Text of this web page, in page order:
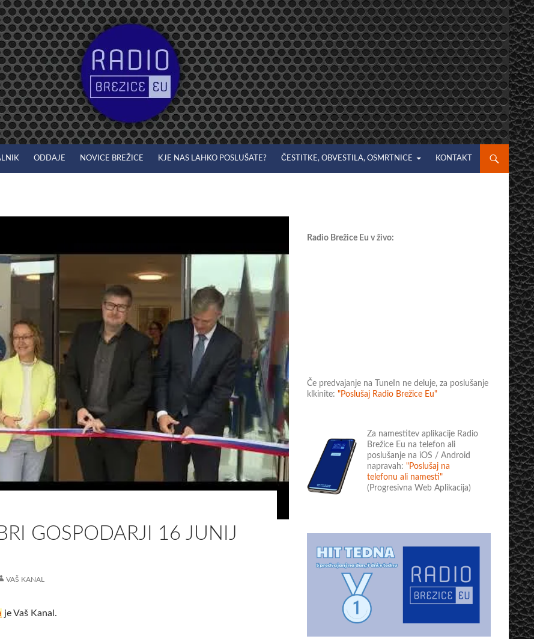
ODDAJE NOVICE BREŽICE KJE NAS LAHKO POSLUŠATE? ČESTITKE, OBVESTILA, OSMRTNICE KONTAKT
GOSPODARJI 16 JUNIJ
VAŠ KANAL
je Vaš Kanal.
Radio Brežice Eu v živo:
Če predvajanje na TuneIn ne deluje, za poslušanje
klkinite: "Poslušaj Radio Brežice Eu"
Za namestitev aplikacije Radio
Brežice Eu na telefon ali
poslušanje na iOS / Android
napravah: "Poslušaj na
telefonu ali namesti"
(Progresivna Web Aplikacija)